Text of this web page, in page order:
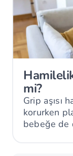
mi?
Grip aşısı
korurken
bebeğe de